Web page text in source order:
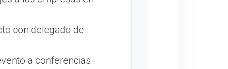
con delegado de
a conferencias